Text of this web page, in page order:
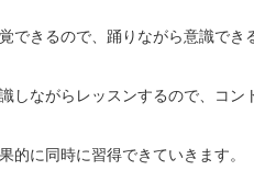
できるので、踊りながら意識でき
しながらレッスンするので、コン
的に同時に習得できていきます。